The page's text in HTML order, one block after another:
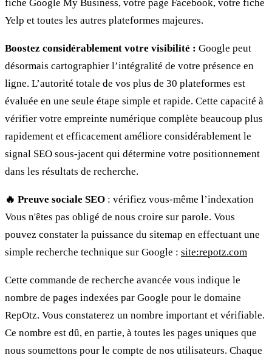
fiche Google My Business, votre page Facebook, votre fiche
Yelp et toutes les autres plateformes majeures.
Boostez considérablement votre visibilité : Google peut
désormais cartographier l’intégralité de votre présence en
ligne. L’autorité totale de vos plus de 30 plateformes est
évaluée en une seule étape simple et rapide. Cette capacité à
vérifier votre empreinte numérique complète beaucoup plus
rapidement et efficacement améliore considérablement le
signal SEO sous-jacent qui détermine votre positionnement
dans les résultats de recherche.
🔥 Preuve sociale SEO : vérifiez vous-même l’indexation
Vous n'êtes pas obligé de nous croire sur parole. Vous
pouvez constater la puissance du sitemap en effectuant une
simple recherche technique sur Google : site:repotz.com
Cette commande de recherche avancée vous indique le
nombre de pages indexées par Google pour le domaine
RepOtz. Vous constaterez un nombre important et vérifiable.
Ce nombre est dû, en partie, à toutes les pages uniques que
nous soumettons pour le compte de nos utilisateurs. Chaque